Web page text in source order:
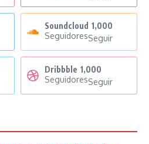
Soundcloud 1,000
SeguidoresSeguir
Dribbble 1,000
SeguidoresSeguir